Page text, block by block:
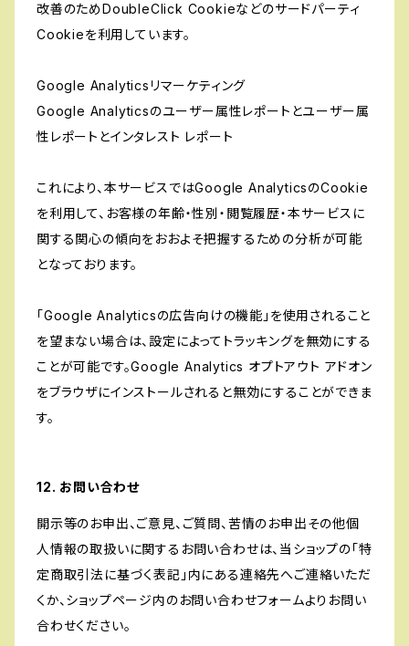
改善のためDoubleClick Cookieなどのサードパーティ
Cookieを利用しています。
Google Analyticsリマーケティング
Google Analyticsのユーザー属性レポートとユーザー属
性レポートとインタレスト レポート
これにより、本サービスではGoogle AnalyticsのCookie
を利用して、お客様の年齢・性別・閲覧履歴・本サービスに
関する関心の傾向をおおよそ把握するための分析が可能
となっております。
「Google Analyticsの広告向けの機能」を使用されること
を望まない場合は、設定によってトラッキングを無効にする
ことが可能です。Google Analytics オプトアウト アドオン
をブラウザにインストールされると無効にすることができま
す。
12. お問い合わせ
開示等のお申出、ご意見、ご質問、苦情のお申出その他個
人情報の取扱いに関するお問い合わせは、当ショップの「特
定商取引法に基づく表記」内にある連絡先へご連絡いただ
くか、ショップページ内のお問い合わせフォームよりお問い
合わせください。